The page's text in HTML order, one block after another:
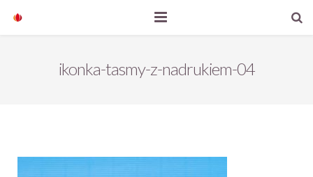
ikonka-tasmy-z-nadrukiem-04